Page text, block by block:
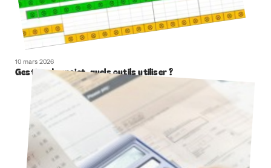
10 mars 2026
Gestion de projet, quels outils utiliser ?